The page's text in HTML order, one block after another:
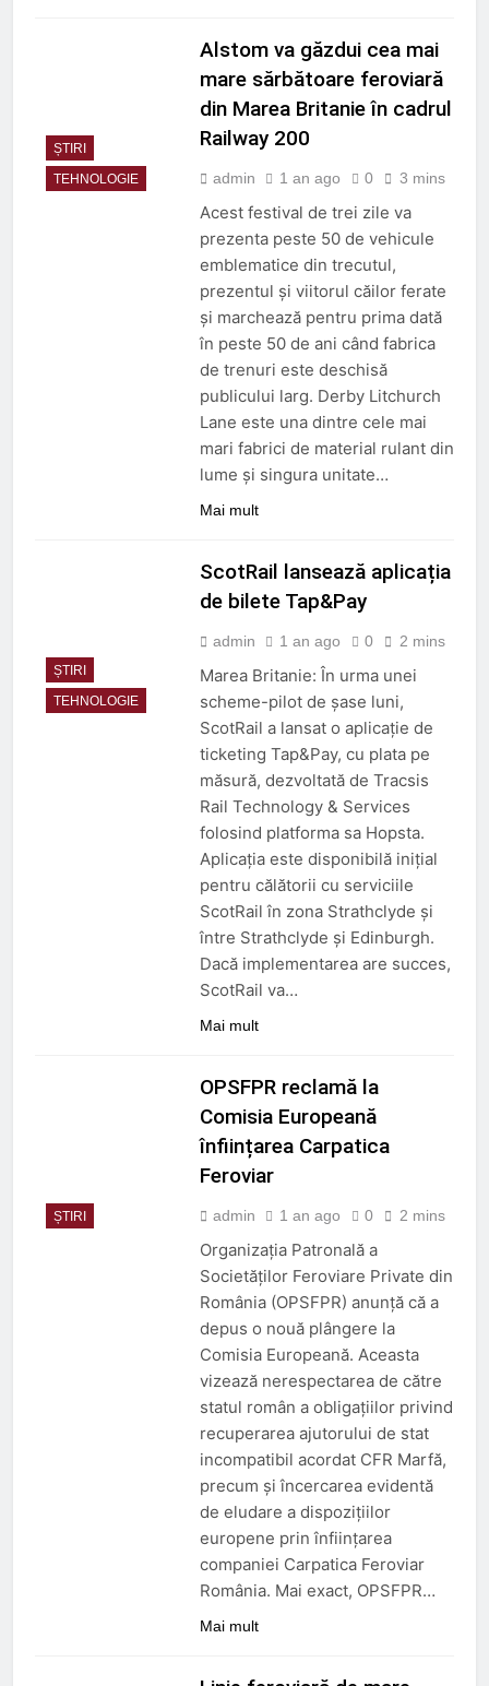
ȘTIRI
TEHNOLOGIE
Alstom va găzdui cea mai
mare sărbătoare feroviară
din Marea Britanie în cadrul
Railway 200
admin 1 an ago 0 3 mins
Acest festival de trei zile va
prezenta peste 50 de vehicule
emblematice din trecutul,
prezentul și viitorul căilor ferate
și marchează pentru prima dată
în peste 50 de ani când fabrica
de trenuri este deschisă
publicului larg. Derby Litchurch
Lane este una dintre cele mai
mari fabrici de material rulant din
lume și singura unitate…
Mai mult
ȘTIRI
TEHNOLOGIE
ScotRail lansează aplicația
de bilete Tap&Pay
admin 1 an ago 0 2 mins
Marea Britanie: În urma unei
scheme-pilot de șase luni,
ScotRail a lansat o aplicație de
ticketing Tap&Pay, cu plata pe
măsură, dezvoltată de Tracsis
Rail Technology & Services
folosind platforma sa Hopsta.
Aplicația este disponibilă inițial
pentru călătorii cu serviciile
ScotRail în zona Strathclyde și
între Strathclyde și Edinburgh.
Dacă implementarea are succes,
ScotRail va…
Mai mult
ȘTIRI
OPSFPR reclamă la
Comisia Europeană
înființarea Carpatica
Feroviar
admin 1 an ago 0 2 mins
Organizația Patronală a
Societăților Feroviare Private din
România (OPSFPR) anunță că a
depus o nouă plângere la
Comisia Europeană. Aceasta
vizează nerespectarea de către
statul român a obligațiilor privind
recuperarea ajutorului de stat
incompatibil acordat CFR Marfă,
precum și încercarea evidentă
de eludare a dispozițiilor
europene prin înființarea
companiei Carpatica Feroviar
România. Mai exact, OPSFPR…
Mai mult